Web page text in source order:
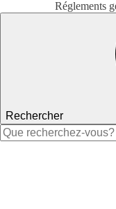
Réglements
Rechercher
Rechercher :